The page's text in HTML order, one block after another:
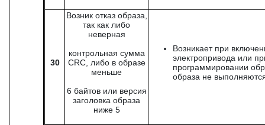
30
Возник отказ образа,
так как либо
неверная
контрольная сумма
CRC, либо в образе
меньше
6 байтов или версия
заголовка образа
ниже 5
Возникает при
электропривода или
программировании
образа не